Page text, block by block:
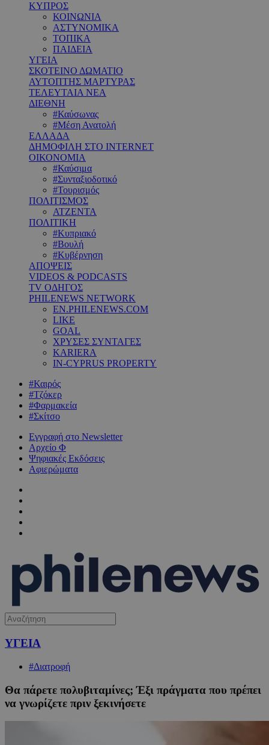
ΚΥΠΡΟΣ
ΚΟΙΝΩΝΙΑ
ΑΣΤΥΝΟΜΙΚΑ
ΤΟΠΙΚΑ
ΠΑΙΔΕΙΑ
ΥΓΕΙΑ
ΣΚΟΤΕΙΝΟ ΔΩΜΑΤΙΟ
ΑΥΤΟΠΤΗΣ ΜΑΡΤΥΡΑΣ
ΤΕΛΕΥΤΑΙΑ ΝΕΑ
ΔΙΕΘΝΗ
#Καύσωνας
#Μέση Ανατολή
ΕΛΛΑΔΑ
ΔΗΜΟΦΙΛΗ ΣΤΟ INTERNET
ΟΙΚΟΝΟΜΙΑ
#Καύσιμα
#Συνταξιοδοτικό
#Τουρισμός
ΠΟΛΙΤΙΣΜΟΣ
ΑΤΖΕΝΤΑ
ΠΟΛΙΤΙΚΗ
#Κυπριακό
#Βουλή
#Κυβέρνηση
ΑΠΟΨΕΙΣ
VIDEOS & PODCASTS
TV ΟΔΗΓΟΣ
PHILENEWS NETWORK
EN.PHILENEWS.COM
LIKE
GOAL
ΧΡΥΣΕΣ ΣΥΝΤΑΓΕΣ
KARIERA
IN-CYPRUS PROPERTY
#Καιρός
#Τζόκερ
#Φαρμακεία
#Σκίτσο
Εγγραφή στο Newsletter
Αρχείο Φ
Ψηφιακές Εκδόσεις
Αφιερώματα
ΥΓΕΙΑ
#Διατροφή
Θα πάρετε πολυβιταμίνες; Έξι πράγματα που πρέπει
να γνωρίζετε πριν ξεκινήσετε